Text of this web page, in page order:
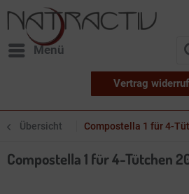
Menü
Vertrag
Übersicht Compostella 1 für 4-
Compostella 1 für 4-Tütchen